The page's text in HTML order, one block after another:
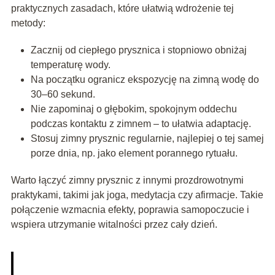
praktycznych zasadach, które ułatwią wdrożenie tej
metody:
Zacznij od ciepłego prysznica i stopniowo obniżaj
temperaturę wody.
Na początku ogranicz ekspozycję na zimną wodę do
30–60 sekund.
Nie zapominaj o głębokim, spokojnym oddechu
podczas kontaktu z zimnem – to ułatwia adaptację.
Stosuj zimny prysznic regularnie, najlepiej o tej samej
porze dnia, np. jako element porannego rytuału.
Warto łączyć zimny prysznic z innymi prozdrowotnymi
praktykami, takimi jak joga, medytacja czy afirmacje. Takie
połączenie wzmacnia efekty, poprawia samopoczucie i
wspiera utrzymanie witalności przez cały dzień.